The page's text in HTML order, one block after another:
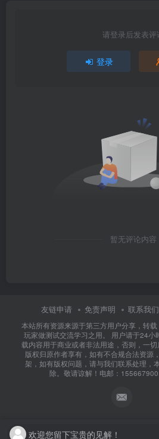
请登录后发表评
登录
暂无评论内容
友链申请 免责声明 联系我们
本站所有资源来源于第三方用户分享，转
玩家做测试交流学习之用。 用户请于24小
载内容用于商业或者非法用途，否则，一切
版权归原作者享有，如有不合规合法资源
架，如有版权问题，请与我们联系处理，
除。敬请谅解！电邮：
欢迎您留下宝贵的见解！